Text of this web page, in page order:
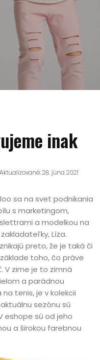
inak
Aktualizované: 28. júna 2021
sa na svet podnikania
s marketingom,
a modelkou na
Líza.
preto, že je taká či
toho, čo práve
V zime je to zimná
a parádnou
tenis, je v kolekcii
sezónu sú
eshope sú od jeho
a širokou farebnou